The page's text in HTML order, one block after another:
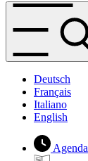
Deutsch
Français
Italiano
English
Agenda